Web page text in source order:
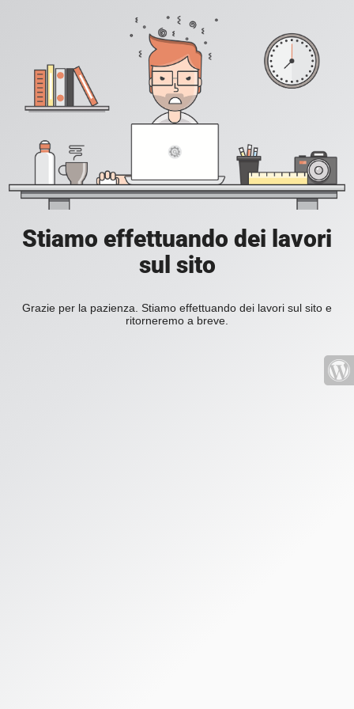
Stiamo effettuando dei lavori
sul sito
Grazie per la pazienza. Stiamo effettuando dei lavori sul sito e
ritorneremo a breve.